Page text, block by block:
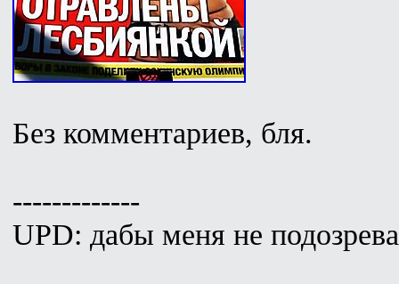
Без комментариев, бля.
-------------
UPD: дабы меня не